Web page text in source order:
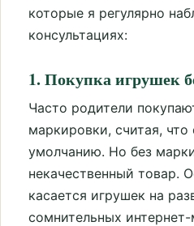
которые я регулярно
консультациях:
1. Покупка игрушек
Часто родители
маркировки, считая, что
умолчанию. Но без
некачественный товар.
касается игрушек на
сомнительных интернет-